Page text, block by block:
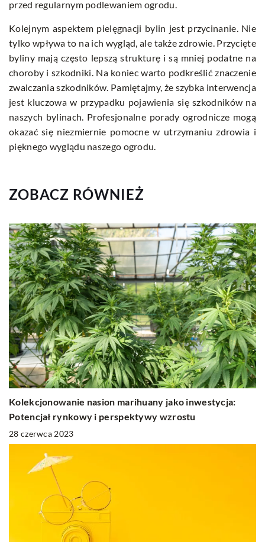
przed regularnym podlewaniem ogrodu.
Kolejnym aspektem pielęgnacji bylin jest przycinanie. Nie
tylko wpływa to na ich wygląd, ale także zdrowie. Przycięte
byliny mają często lepszą strukturę i są mniej podatne na
choroby i szkodniki. Na koniec warto podkreślić znaczenie
zwalczania szkodników. Pamiętajmy, że szybka interwencja
jest kluczowa w przypadku pojawienia się szkodników na
naszych bylinach. Profesjonalne porady ogrodnicze mogą
okazać się niezmiernie pomocne w utrzymaniu zdrowia i
pięknego wyglądu naszego ogrodu.
ZOBACZ RÓWNIEŻ
Kolekcjonowanie nasion marihuany jako inwestycja:
Potencjał rynkowy i perspektywy wzrostu
28 czerwca 2023